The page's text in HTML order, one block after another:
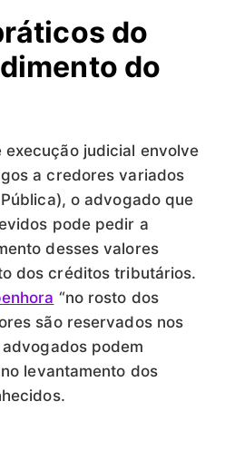
do
do
execução judicial envolve
a credores variados
o advogado que
pode pedir a
desses valores
dos créditos tributários.
“no rosto dos
são reservados nos
podem
levantamento dos